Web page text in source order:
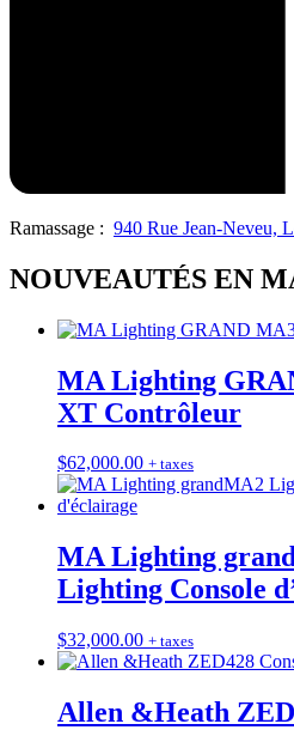
Ramassage : 940 Rue Jean-Neveu,
NOUVEAUTÉS EN
MA Lighting
XT Contrôleur
$62,000.00 + taxes
MA Lighting
Lighting Console
$32,000.00 + taxes
Allen &Heath